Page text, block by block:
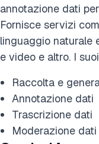
annotazione dati
Fornisce servizi
linguaggio naturale
e video e altro. I
Raccolta e
Annotazione dati
Trascrizione dati
Moderazione dati